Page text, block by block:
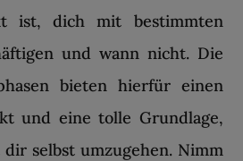
ist, dich mit bestimmten
und wann nicht. Die
bieten hierfür einen
und eine tolle Grundlage,
selbst umzugehen. Nimm